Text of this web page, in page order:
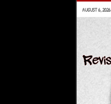
AUGUST 6, 2026